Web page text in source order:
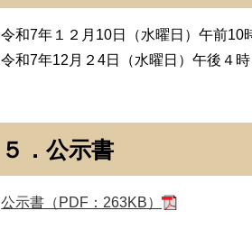
令和7年１２月10日（水曜日）午前10
令和7年12月２4日（水曜日）午後４
５．公示書
公示書（PDF：263KB）